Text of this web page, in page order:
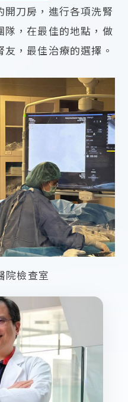
刀房，進行各項洗腎
隊，在最佳的地點，做
，最佳治療的選擇。
檢查室